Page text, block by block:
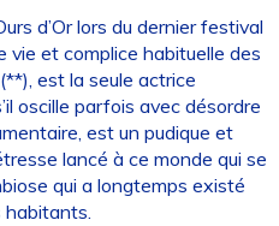
d’Or lors du dernier festival
vie et complice habituelle des
est la seule actrice
oscille parfois avec désordre
est un pudique et
lancé à ce monde qui se
qui a longtemps existé
habitants.